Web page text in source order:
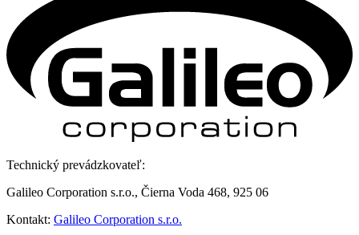
Technický prevádzkovateľ:
Galileo Corporation s.r.o., Čierna Voda 468, 925 06
Kontakt: Galileo Corporation s.r.o.